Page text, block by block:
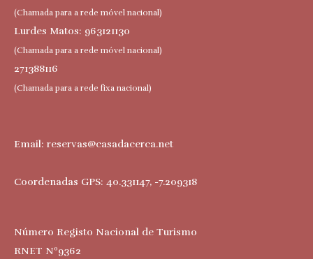
(Chamada para a rede móvel nacional)
Lurdes Matos: 963121130
(Chamada para a rede móvel nacional)
271388116
(Chamada para a rede fixa nacional)
Email: reservas@casadacerca.net
Coordenadas GPS: 40.331147, -7.209318
Número Registo Nacional de Turismo
RNET Nº9362